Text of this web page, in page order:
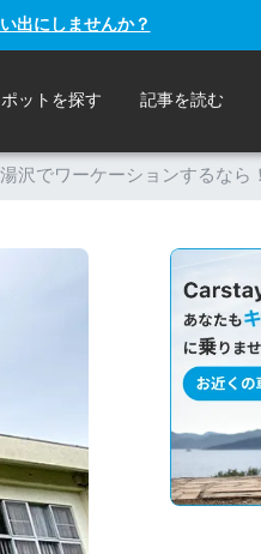
出にしませんか？
ットを探す 記事を読む
沢でワーケーションするな